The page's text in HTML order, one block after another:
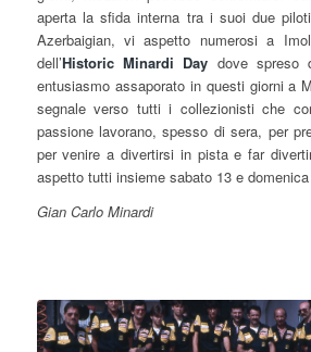
aperta la sfida interna tra i suoi due
Azerbaigian, vi aspetto numerosi a
dell’Historic Minardi Day dove spreso
entusiasmo assaporato in questi giorni a
segnale verso tutti i collezionisti che
passione lavorano, spesso di sera, per
per venire a divertirsi in pista e far
aspetto tutti insieme sabato 13 e
Gian Carlo Minardi